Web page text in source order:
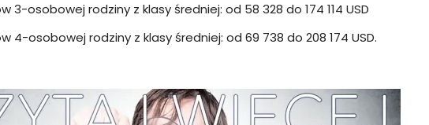
3-osobowej rodziny z klasy średniej: od 58 328 do 174 114 USD
4-osobowej rodziny z klasy średniej: od 69 738 do 208 174 USD.